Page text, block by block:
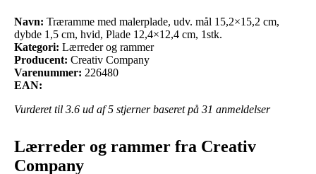
Navn: Træramme med malerplade, udv. mål 15,2×15,2 cm,
dybde 1,5 cm, hvid, Plade 12,4×12,4 cm, 1stk.
Kategori: Lærreder og rammer
Producent: Creativ Company
Varenummer: 226480
EAN:
Vurderet til 3.6 ud af 5 stjerner baseret på 31 anmeldelser
Lærreder og rammer fra Creativ
Company